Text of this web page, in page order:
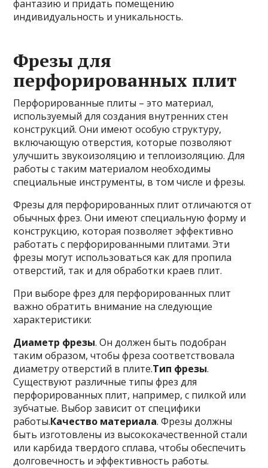
фантазию и придать помещению
индивидуальность и уникальность.
Фрезы для
перфорированных плит
Перфорированные плиты – это материал,
используемый для создания внутренних стен
конструкций. Они имеют особую структуру,
включающую отверстия, которые позволяют
улучшить звукоизоляцию и теплоизоляцию. Для
работы с таким материалом необходимы
специальные инструменты, в том числе и фрезы.
Фрезы для перфорированных плит отличаются от
обычных фрез. Они имеют специальную форму и
конструкцию, которая позволяет эффективно
работать с перфорированными плитами. Эти
фрезы могут использоваться как для пропила
отверстий, так и для обработки краев плит.
При выборе фрез для перфорированных плит
важно обратить внимание на следующие
характеристики:
Диаметр фрезы. Он должен быть подобран
таким образом, чтобы фреза соответствовала
диаметру отверстий в плите.Тип фрезы.
Существуют различные типы фрез для
перфорированных плит, например, с пилкой или
зубчатые. Выбор зависит от специфики
работы.Качество материала. Фрезы должны
быть изготовлены из высококачественной стали
или карбида твердого сплава, чтобы обеспечить
долговечность и эффективность работы.